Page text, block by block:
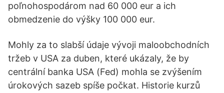
poľnohospodárom nad 60 000 eur a ich
obmedzenie do výšky 100 000 eur.
Mohly za to slabší údaje vývoji maloobchodních
tržeb v USA za duben, které ukázaly, že by
centrální banka USA (Fed) mohla se zvýšením
úrokových sazeb spíše počkat. Historie kurzů